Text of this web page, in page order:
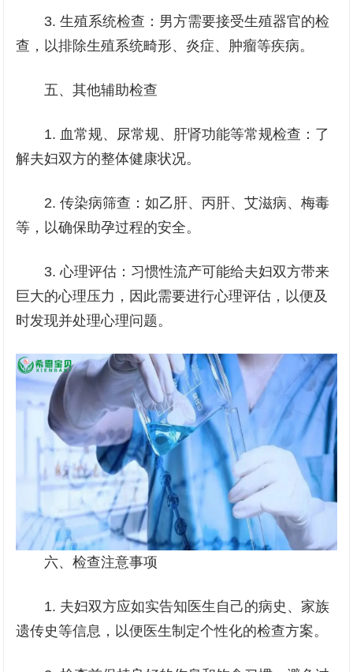
3. 生殖系统检查：男方需要接受生殖器官的检
查，以排除生殖系统畸形、炎症、肿瘤等疾病。
五、其他辅助检查
1. 血常规、尿常规、肝肾功能等常规检查：了
解夫妇双方的整体健康状况。
2. 传染病筛查：如乙肝、丙肝、艾滋病、梅毒
等，以确保助孕过程的安全。
3. 心理评估：习惯性流产可能给夫妇双方带来
巨大的心理压力，因此需要进行心理评估，以便及
时发现并处理心理问题。
六、检查注意事项
1. 夫妇双方应如实告知医生自己的病史、家族
遗传史等信息，以便医生制定个性化的检查方案。